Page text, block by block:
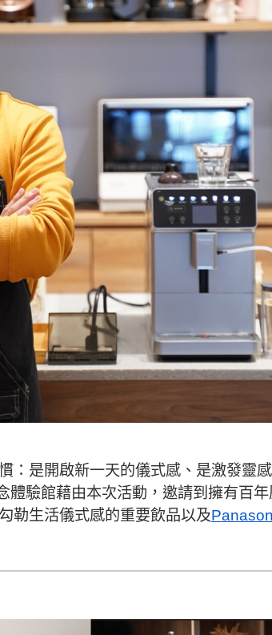
：是開啟新一天的儀式感、是激發靈
驗館藉由本次活動，邀請到擁有百
勒生活儀式感的重要飲品以及